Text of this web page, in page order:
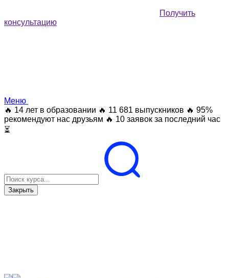
Получить
консультацию
Меню
🔥 14 лет в образовании 🔥 11 681 выпускников 🔥 95%
рекомендуют нас друзьям 🔥 10 заявок за последний час
⏳
Закрыть